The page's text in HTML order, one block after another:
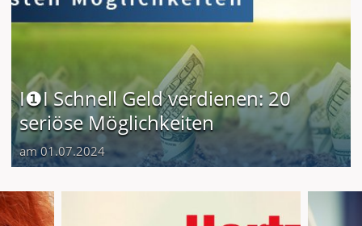
I❶I Schnell Geld verdienen: 20
seriöse Möglichkeiten
am 01.07.2024